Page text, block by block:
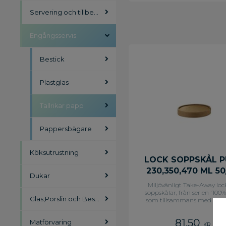
LOCK SOPPSKÅL
230,350,470 ML
Miljövänligt Take-Away
soppskålar, från serien
som tillsammans med
Take-Away Lock i papp
81,50
Servering och tillbehör
Engångsservis
Bestick
Plastglas
Tallrikar papp
Pappersbägare
Köksutrustning
Dukar
Glas,Porslin och Bestick
Matförvaring